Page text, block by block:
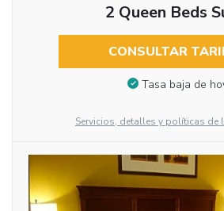
2 Queen Beds
CONSULTAR
Tasa baja de
Servicios, detalles y políticas de